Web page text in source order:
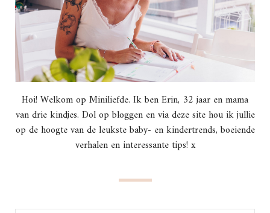
Hoi! Welkom op Miniliefde. Ik ben Erin, 32 jaar en mama
van drie kindjes. Dol op bloggen en via deze site hou ik jullie
op de hoogte van de leukste baby- en kindertrends, boeiende
verhalen en interessante tips! x